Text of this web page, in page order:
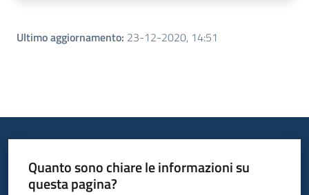
Ultimo aggiornamento: 23-12-2020, 14:51
Quanto sono chiare le informazioni su
questa pagina?